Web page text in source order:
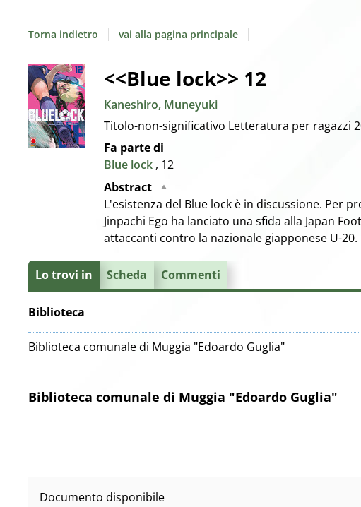
Torna indietro vai alla pagina principale
Dettaglio
del
documento
<<Blue lock>> 12
Kaneshiro, Muneyuki
Titolo-non-significativo Letteratura per ragazzi
Fa parte di
Blue lock, 12
Abstract
L'esistenza del Blue lock è in discussione. Per
Jinpachi Ego ha lanciato una sfida alla Japan
attaccanti contro la nazionale giapponese U-
Lo trovi in Scheda Commenti
Biblioteca
Biblioteca comunale di Muggia "Edoardo Guglia"
Biblioteca comunale di Muggia "Edoardo Guglia"
Documento disponibile